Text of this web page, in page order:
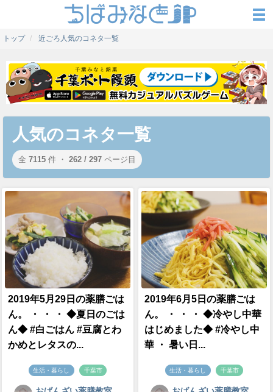
トップ 近ごろ人気のコネタ一覧
人気のコネタ一覧
全 7115 件 ・ 262 / 297 ページ目
2019年5月29日の薬膳ごは
ん。 ・ ・ ・ ◆夏日のごは
ん◆ #白ごはん #豆腐とわ
かめとレタスの...
生活・暮らし 千葉市
2019年6月5日の薬膳ごは
ん。 ・ ・ ・ ◆冷やし中華
はじめました◆ #冷やし中
華 ・ 暑い日...
生活・暮らし 千葉市